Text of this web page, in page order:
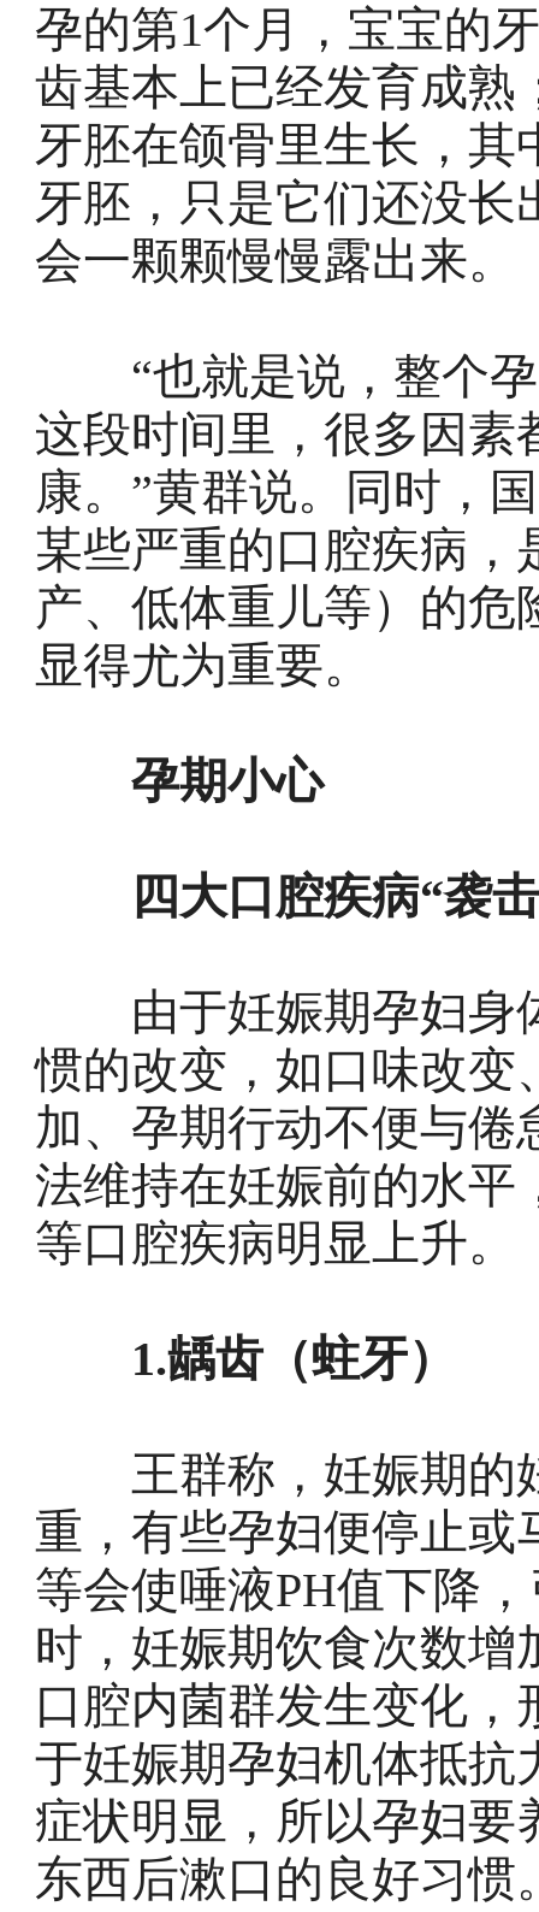
孕的第1个月，宝宝的
齿基本上已经发育成熟
牙胚在颌骨里生长，其
牙胚，只是它们还没
会一颗颗慢慢露出来。
“也就是说，整个孕
这段时间里，很多因素
康。”黄群说。同时，
某些严重的口腔疾病
产、低体重儿等）的
显得尤为重要。
孕期小心
四大口腔疾病“袭
由于妊娠期孕妇身
惯的改变，如口味改变
加、孕期行动不便与
法维持在妊娠前的水平
等口腔疾病明显上升。
1.龋齿（蛀牙）
王群称，妊娠期的
重，有些孕妇便停止或
等会使唾液PH值下降
时，妊娠期饮食次数
口腔内菌群发生变化
于妊娠期孕妇机体抵抗
症状明显，所以孕妇要
东西后漱口的良好习惯